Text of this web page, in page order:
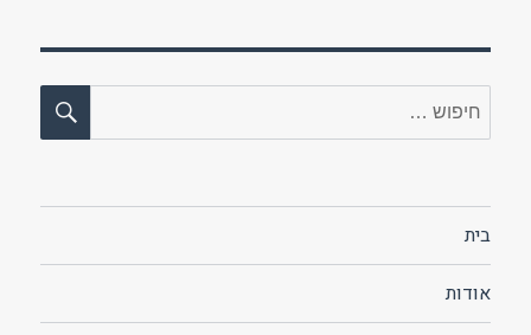
חפש:
בית
אודות